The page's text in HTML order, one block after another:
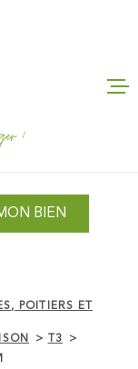
VENTES
GESTION
BIEN
POITIERS ET
T3